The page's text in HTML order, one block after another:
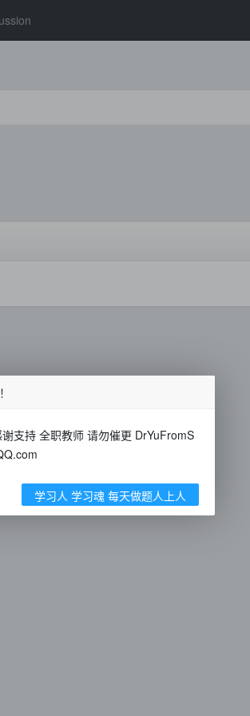
支持 全职教师 请勿催更 DrYuFromS
学习人 学习魂 每天做题人上人